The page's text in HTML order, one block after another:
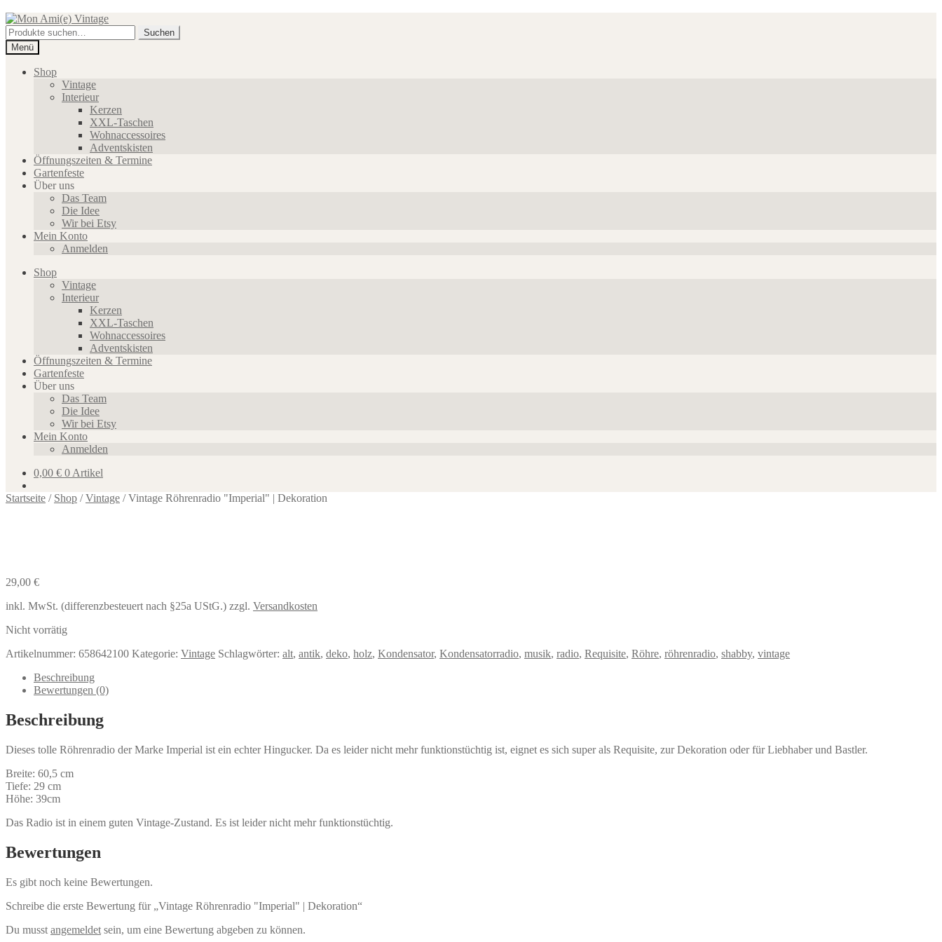
Zur
Navigation
springen
Zum
Inhalt
springen
Suche
nach:
Suchen
Menü
Shop
Vintage
Interieur
Kerzen
XXL-Taschen
Wohnaccessoires
Adventskisten
Öffnungszeiten & Termine
Gartenfeste
Über uns
Das Team
Die Idee
Wir bei Etsy
Mein Konto
Anmelden
Shop
Vintage
Interieur
Kerzen
XXL-Taschen
Wohnaccessoires
Adventskisten
Öffnungszeiten & Termine
Gartenfeste
Über uns
Das Team
Die Idee
Wir bei Etsy
Mein Konto
Anmelden
0,00 € 0 Artikel
Startseite / Shop /Vintage /Vintage Röhrenradio "Imperial" | Dekoration
29,00 €
inkl. MwSt. (differenzbesteuert nach §25a UStG.) zzgl. Versandkosten
Nicht vorrätig
Artikelnummer: 658642100 Kategorie: Vintage Schlagwörter: alt, antik, deko, holz, Kondensator, Kondensatorradio, musik, radio, Requisite, Röhre, röhrenradio, shabby, vintage
Beschreibung
Bewertungen (0)
Beschreibung
Dieses tolle Röhrenradio der Marke Imperial ist ein echter Hingucker. Da es leider nicht mehr funktionstüchtig ist, eignet es sich super als Requisite, zur Dekoration oder für Liebhaber und Bastler.
Breite: 60,5 cm
Tiefe: 29 cm
Höhe: 39cm
Das Radio ist in einem guten Vintage-Zustand. Es ist leider nicht mehr funktionstüchtig.
Bewertungen
Es gibt noch keine Bewertungen.
Schreibe die erste Bewertung für „Vintage Röhrenradio "Imperial" | Dekoration“
Du musst angemeldet sein, um eine Bewertung abgeben zu können.